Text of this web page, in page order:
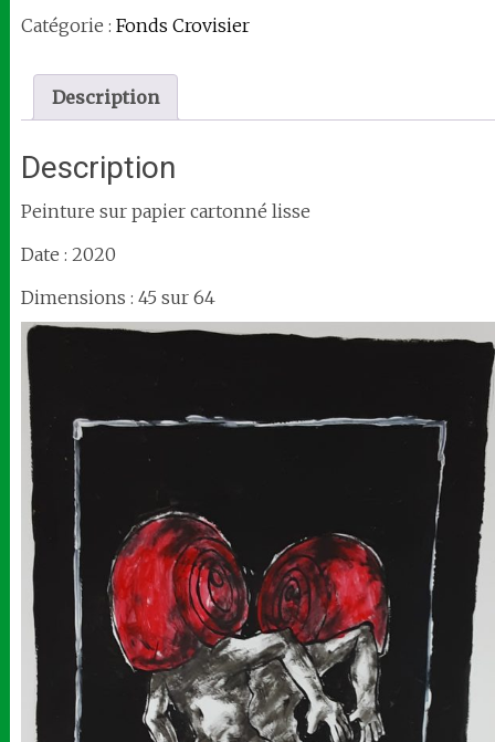
Catégorie : Fonds Crovisier
Description
Description
Peinture sur papier cartonné lisse
Date : 2020
Dimensions : 45 sur 64